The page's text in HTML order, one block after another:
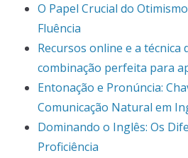
O Papel Crucial do
Fluência
Recursos online e a técnica
combinação perfeita para
Entonação e Pronúncia:
Comunicação Natural em
Dominando o Inglês: Os
Proficiência